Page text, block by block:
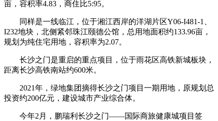
亩，容积率4.83，商住比5:95。
同样是一线临江，位于湘江西岸的洋湖片区Y06-I481-1、
I232地块，北侧紧邻珠江颐德公馆，总用地面积约133.96亩，
规划为纯住宅用地，容积率为2.07。
长沙之门是重启的重点项目，位于雨花区高铁新城板块，
距离长沙高铁南站约600米。
2021年，绿地集团摘得长沙之门项目一期用地，原规划总
投资约200亿元，建设城市产业综合体。
今年2月，鹏瑞利长沙之门——国际商旅健康城项目签